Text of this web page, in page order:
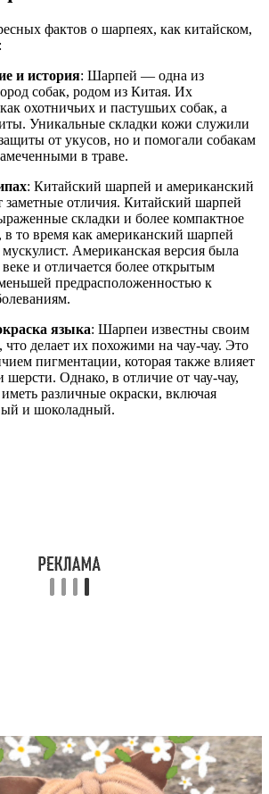
фактов о шарпеях, как китайском,
и история: Шарпей — одна из
собак, родом из Китая. Их
охотничьих и пастушьих собак, а
Уникальные складки кожи служили
от укусов, но и помогали собакам
в траве.
: Китайский шарпей и американский
отличия. Китайский шарпей
складки и более компактное
в то время как американский шарпей
Американская версия была
и отличается более открытым
предрасположенностью к
языка: Шарпеи известны своим
делает их похожими на чау-чау. Это
пигментации, которая также влияет
шерсти. Однако, в отличие от чау-чау,
различные окраски, включая
и шоколадный.